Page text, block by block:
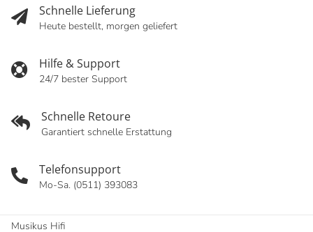
Schnelle Lieferung
Heute bestellt, morgen geliefert
Hilfe & Support
24/7 bester Support
Schnelle Retoure
Garantiert schnelle Erstattung
Telefonsupport
Mo-Sa. (0511) 393083
Musikus Hifi